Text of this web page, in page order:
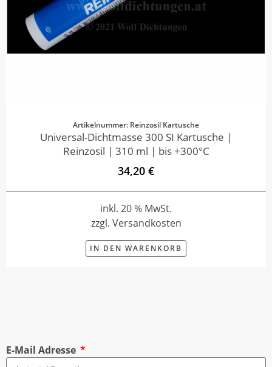
Artikelnummer: Reinzosil Kartusche
Universal-Dichtmasse 300 SI Kartusche |
Reinzosil | 310 ml | bis +300°C
34,20 €
inkl. 20 % MwSt.
zzgl. Versandkosten
IN DEN WARENKORB
E-Mail Adresse